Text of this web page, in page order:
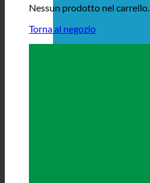
Nessun prodotto nel carrello.
Torna al negozio